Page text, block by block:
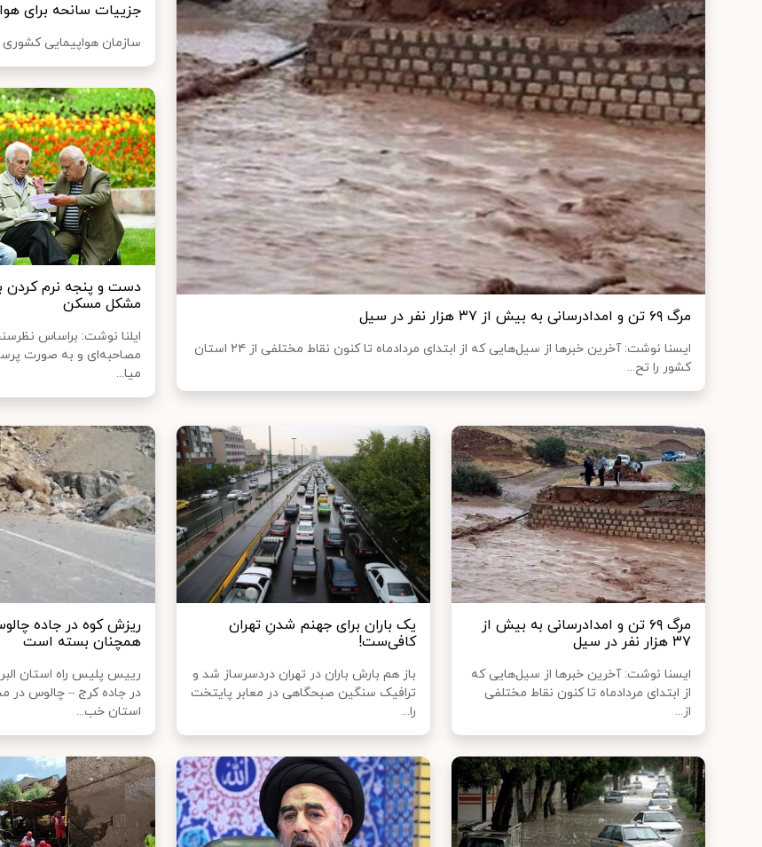
مرگ ۶۹ تن و امدادرسانی به بیش از ۳۷ هزار نفر در سیل
ایسنا نوشت: آخرین خبرها از سیل‌هایی که از ابتدای مردادماه تا کنون نقاط مختلفی از ۲۴ استان
کشور را تح...
جزییات سانحه برای
سازمان هواپیمایی کشوری
دست و پنجه نرم کردن
مشکل مسکن
ایلنا نوشت: براساس
مصاحبه‌ای و به صورت
میا...
مرگ ۶۹ تن و امدادرسانی به بیش از
۳۷ هزار نفر در سیل
ایسنا نوشت: آخرین خبرها از سیل‌هایی که
از ابتدای مردادماه تا کنون نقاط مختلفی
از...
یک باران برای جهنم شدنِ تهران
کافی‌ست!
باز هم بارش باران در تهران دردسرساز شد و
ترافیک سنگین صبحگاهی در معابر پایتخت
را...
ریزش کوه در جاده
همچنان بسته است
رییس پلیس راه استان
در جاده کرج – چالوس در
استان خب...